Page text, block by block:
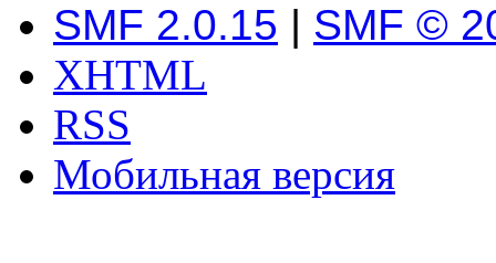
SMF 2.0.15 | SMF ©
XHTML
RSS
Мобильная версия